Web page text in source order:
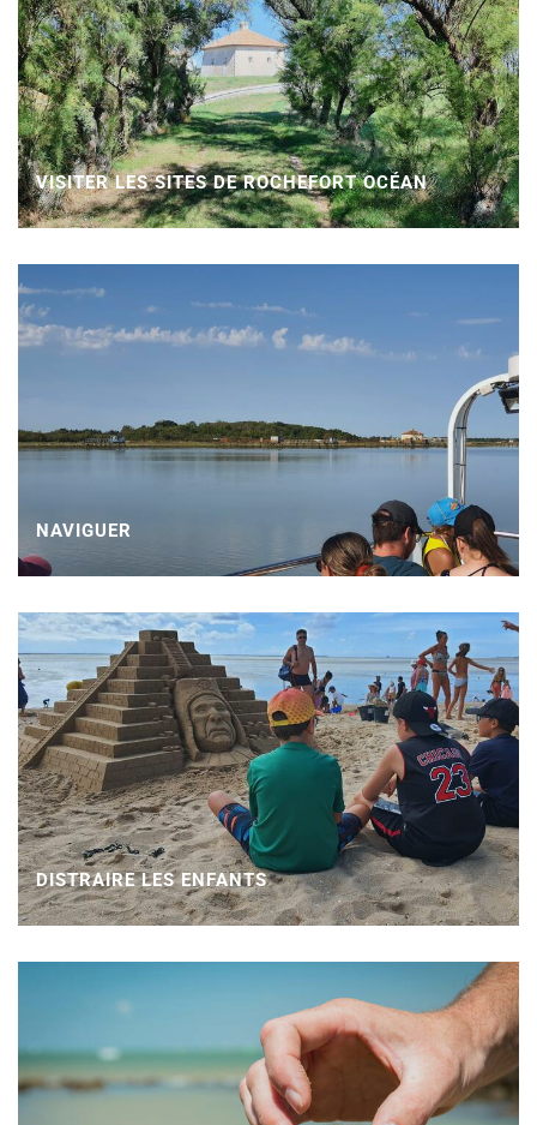
VISITER LES SITES DE ROCHEFORT OCÉAN
NAVIGUER
DISTRAIRE LES ENFANTS